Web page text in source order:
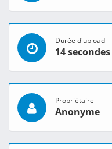
Durée d'upload
14 secondes
Propriétaire
Anonyme